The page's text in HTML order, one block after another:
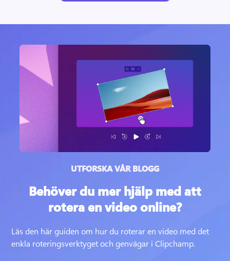
UTFORSKA VÅR BLOGG
Behöver du mer hjälp med att
rotera en video online?
Läs den här guiden om hur du roterar en video med det
enkla roteringsverktyget och genvägar i Clipchamp.